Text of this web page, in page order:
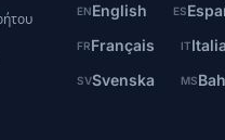
ENEnglish ES
FRFrançais IT
SVSvenska MS